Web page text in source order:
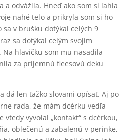
a odvážila. Hneď ako som si ľahla
nahé telo a prikryla som si ho
sa v brušku dotýkal celých 9
sa dotýkal celým svojím
hlavičku som mu nasadila
za príjemnú fleesovú deku
dá len ťažko slovami opísať. Aj po
rada, že mám dcérku vedľa
vyvolal „kontakt“ s dcérkou,
oblečenú a zabalenú v perinke,